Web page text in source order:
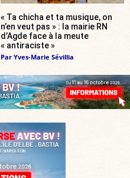
« Ta chicha et ta musique, on
n’en veut pas » : la mairie RN
d’Agde face à la meute
« antiraciste »
Par Yves-Marie Sévillia